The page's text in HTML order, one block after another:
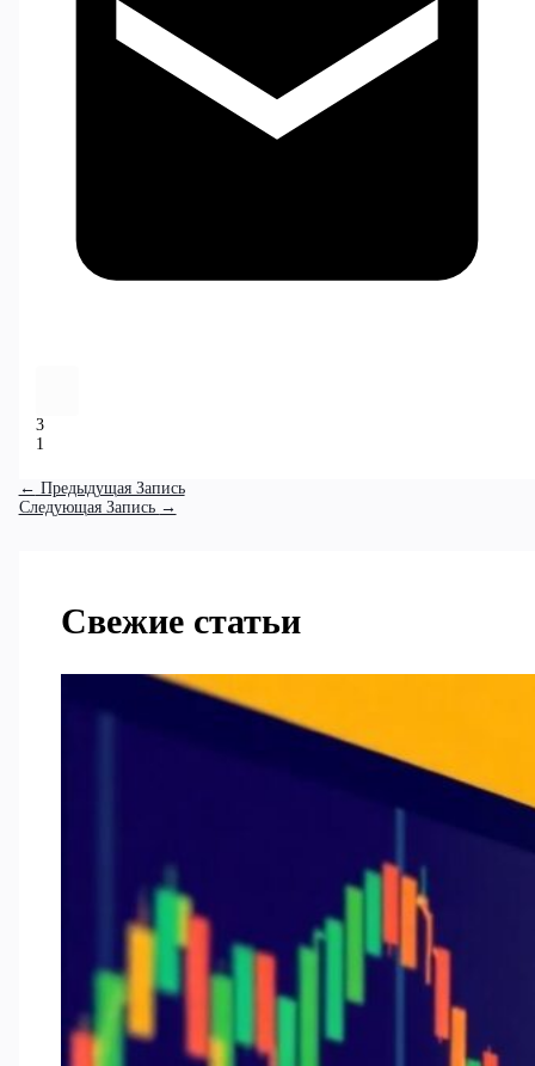
3
1
← Предыдущая Запись
Следующая Запись →
Свежие статьи